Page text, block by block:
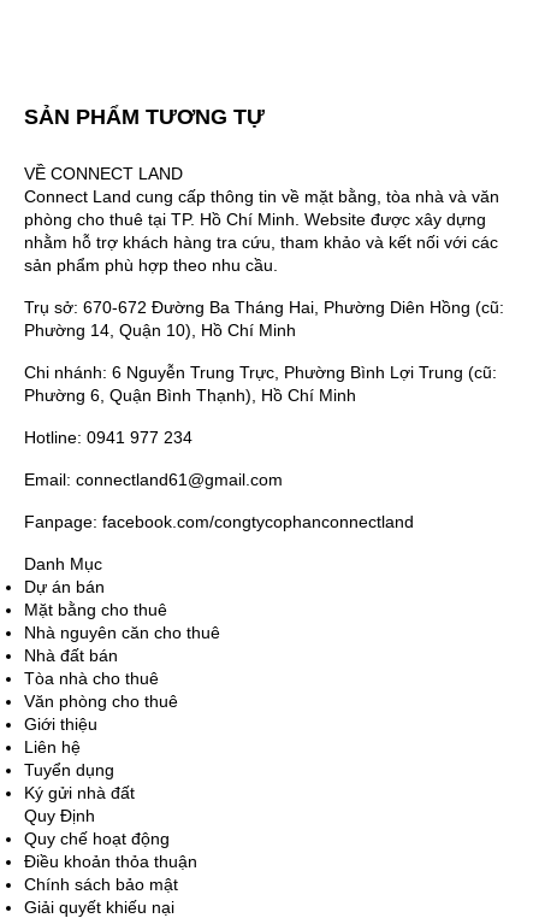
SẢN PHẨM TƯƠNG TỰ
VỀ CONNECT LAND
Connect Land cung cấp thông tin về mặt bằng, tòa nhà và văn
phòng cho thuê tại TP. Hồ Chí Minh. Website được xây dựng
nhằm hỗ trợ khách hàng tra cứu, tham khảo và kết nối với các
sản phẩm phù hợp theo nhu cầu.
Trụ sở: 670-672 Đường Ba Tháng Hai, Phường Diên Hồng (cũ:
Phường 14, Quận 10), Hồ Chí Minh
Chi nhánh: 6 Nguyễn Trung Trực, Phường Bình Lợi Trung (cũ:
Phường 6, Quận Bình Thạnh), Hồ Chí Minh
Hotline: 0941 977 234
Email: connectland61@gmail.com
Fanpage: facebook.com/congtycophanconnectland
Danh Mục
Dự án bán
Mặt bằng cho thuê
Nhà nguyên căn cho thuê
Nhà đất bán
Tòa nhà cho thuê
Văn phòng cho thuê
Giới thiệu
Liên hệ
Tuyển dụng
Ký gửi nhà đất
Quy Định
Quy chế hoạt động
Điều khoản thỏa thuận
Chính sách bảo mật
Giải quyết khiếu nại